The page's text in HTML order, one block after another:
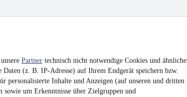
Partner technisch nicht notwendige Cookies und ähnliche
Daten (z. B. IP-Adresse) auf Ihrem Endgerät speichern bzw.
personalisierte Inhalte und Anzeigen (auf unseren und dritten
sowie um Erkenntnisse über Zielgruppen und